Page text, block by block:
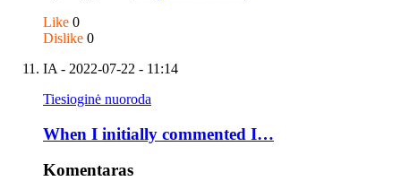
Like 0
Dislike 0
IA - 2022-07-22 - 11:14
Tiesioginė nuoroda
When I initially commented I…
Komentaras